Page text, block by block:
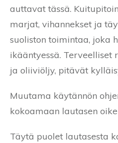
auttavat tässä.
marjat, vihannekset ja
suoliston toimintaa, joka
ikääntyessä. Terveelliset
ja oliiviöljy, pitävät
Muutama käytännön
kokoamaan lautasen
Täytä puolet lautasesta